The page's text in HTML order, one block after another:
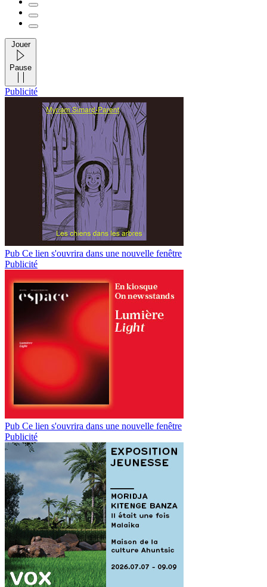
Jouer
Pause
Publicité
Pub Ce lien s'ouvrira dans une nouvelle fenêtre
Publicité
Pub Ce lien s'ouvrira dans une nouvelle fenêtre
Publicité